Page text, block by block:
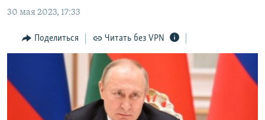
главной
Вернутся
11 ЛЕТ ОККУПАЦИИ КРЫМА. 11 ИСТОРИЙ СОПРОТИВЛЕНИЯ
ЕЩЕ
ИНТЕРАКТИВ
ИНФОГРАФИКА
ТЕЛЕПРОЕКТ КРЫМ.РЕАЛИИ
СОВЕТЫ ПРАВОЗАЩИТНИКОВ
РАДІО СВОБОДА
КАК ОБОЙТИ БЛОКИРОВКУ
Українською
Qırımtatar
30 мая 2023, 17:33
Поделиться Читать без VPN